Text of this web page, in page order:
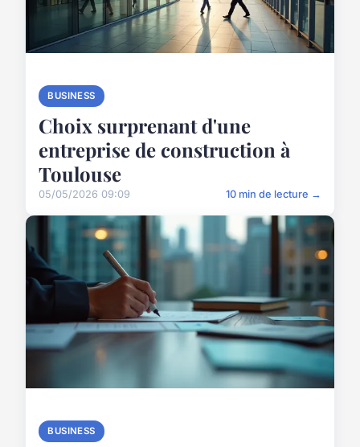
BUSINESS
Choix surprenant d'une
entreprise de construction à
Toulouse
05/05/2026 09:09 10 min de lecture →
BUSINESS